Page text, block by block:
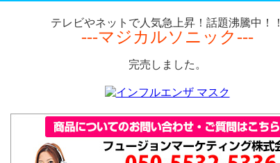
テレビやネットで人気急上昇！話題沸騰中！！
---マジカルソニック---
完売しました。